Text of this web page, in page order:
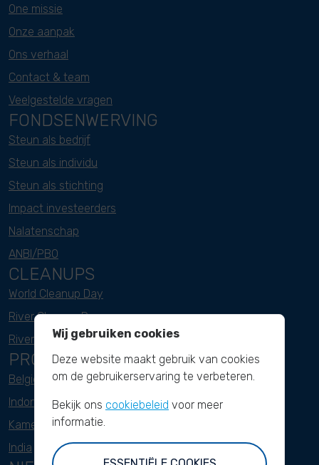
One missie
Onze aanpak
Ons verhaal
Contact & team
Veelgestelde vragen
FONDSENWERVING
Steun als bedrijf
Steun als individu
Steun als stichting
Impact investeerders
Nalatenschap
ANBI/PBO
CLEANUPS
World Cleanup Day
River Cleanup Days
River Cleanup Challenge
PROJECTEN
België
Indonesië
Kameroen
India
Wij gebruiken cookies
Deze website maakt gebruik van cookies
om de gebruikerservaring te verbeteren.
Bekijk ons cookiebeleid voor meer
informatie.